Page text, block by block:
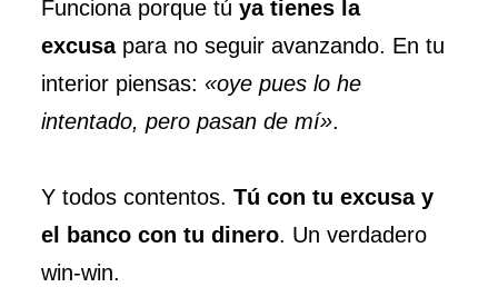
Funciona porque túya tienes la
excusapara no seguir avanzando. En tu
interior piensas:«oye pues lo he
intentado, pero pasan de mí».
Y todos contentos.Tú con tu excusa y
el banco con tu dinero. Un verdadero
win-win.